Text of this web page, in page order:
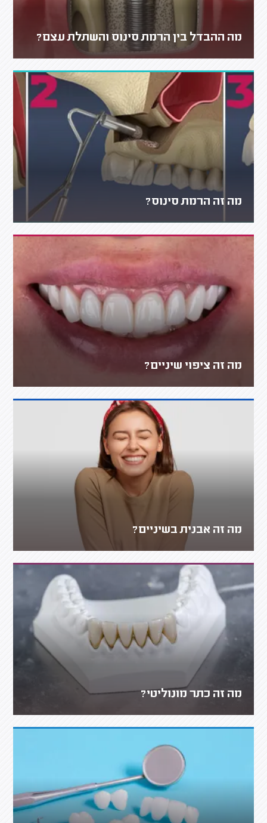
מה ההבדל בין הרמת סינוס והשתלת עצם?
מה זה הרמת סינוס?
מה זה ציפוי שיניים?
מה זה אבנית בשיניים?
מה זה כתר מונוליטי?